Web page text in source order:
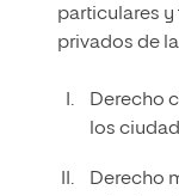
particulares
privados de
Derecho
los
Derecho